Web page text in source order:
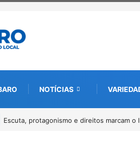
NOTÍCIAS
Conab inicia recebimento de documentos